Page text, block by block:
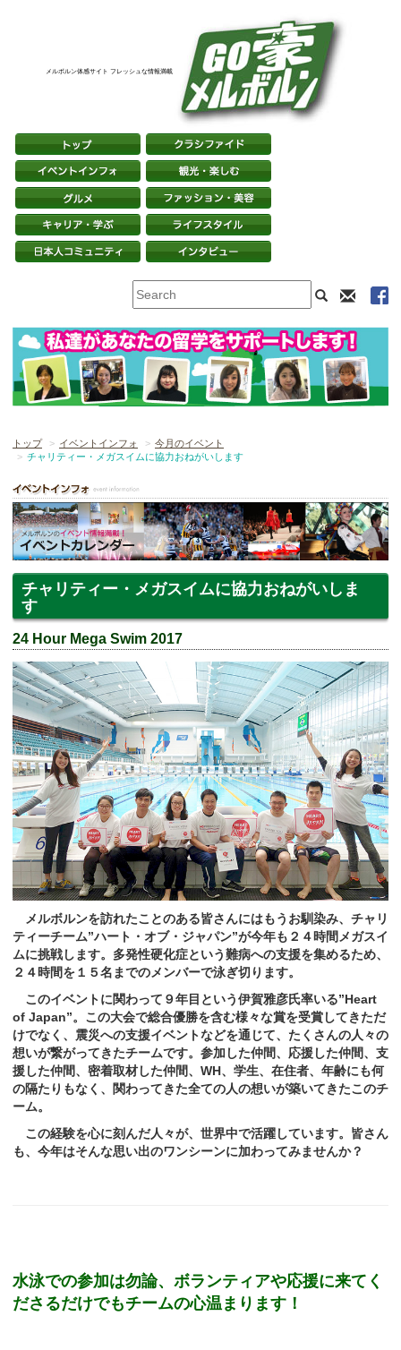
メルボルン体感サイト フレッシュな情報満載
トップ イベントインフォ
今月のイベント
チャリティー・メガスイムに協力おねがいします
チャリティー・メガスイムに協力おねがいしま
す
24 Hour Mega Swim 2017
メルボルンを訪れたことのある皆さんにはもうお馴染み、チャリ
ティーチーム”ハート・オブ・ジャパン”が今年も２４時間メガスイ
ムに挑戦します。多発性硬化症という難病への支援を集めるため、
２４時間を１５名までのメンバーで泳ぎ切ります。
このイベントに関わって９年目という伊賀雅彦氏率いる”Heart
of Japan”。この大会で総合優勝を含む様々な賞を受賞してきただ
けでなく、震災への支援イベントなどを通じて、たくさんの人々の
想いが繋がってきたチームです。参加した仲間、応援した仲間、支
援した仲間、密着取材した仲間、WH、学生、在住者、年齢にも何
の隔たりもなく、関わってきた全ての人の想いが築いてきたこのチ
ーム。
この経験を心に刻んだ人々が、世界中で活躍しています。皆さん
も、今年はそんな思い出のワンシーンに加わってみませんか？
水泳での参加は勿論、ボランティアや応援に来てく
ださるだけでもチームの心温まります！